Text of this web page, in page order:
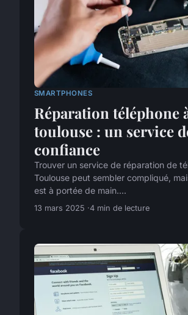
SMARTPHONES
Réparation téléphone
toulouse : un service
confiance
Trouver un service de réparation de
Toulouse peut sembler compliqué,
est à portée de main....
13 mars 2025 4 min de lecture